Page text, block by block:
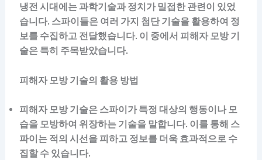
냉전 시대에는 과학기술과 정치가 밀접한 관련이 있었
습니다. 스파이들은 여러 가지 첨단 기술을 활용하여 정
보를 수집하고 전달했습니다. 이 중에서 피해자 모방 기
술은 특히 주목받았습니다.
피해자 모방 기술의 활용 방법
피해자 모방 기술은 스파이가 특정 대상의 행동이나 모
습을 모방하여 위장하는 기술을 말합니다. 이를 통해 스
파이는 적의 시선을 피하고 정보를 더욱 효과적으로 수
집할 수 있습니다.